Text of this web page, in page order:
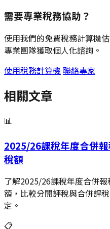
需要專業稅務協助？
使用我們的免費稅務計算機
專業團隊獲取個人化諮詢。
使用稅務計算機 聯絡專家
相關文章
📊
2025/26課稅年度合併
稅額
了解2025/26課稅年度合併
額，比較分開評稅與合併評
定。
📋